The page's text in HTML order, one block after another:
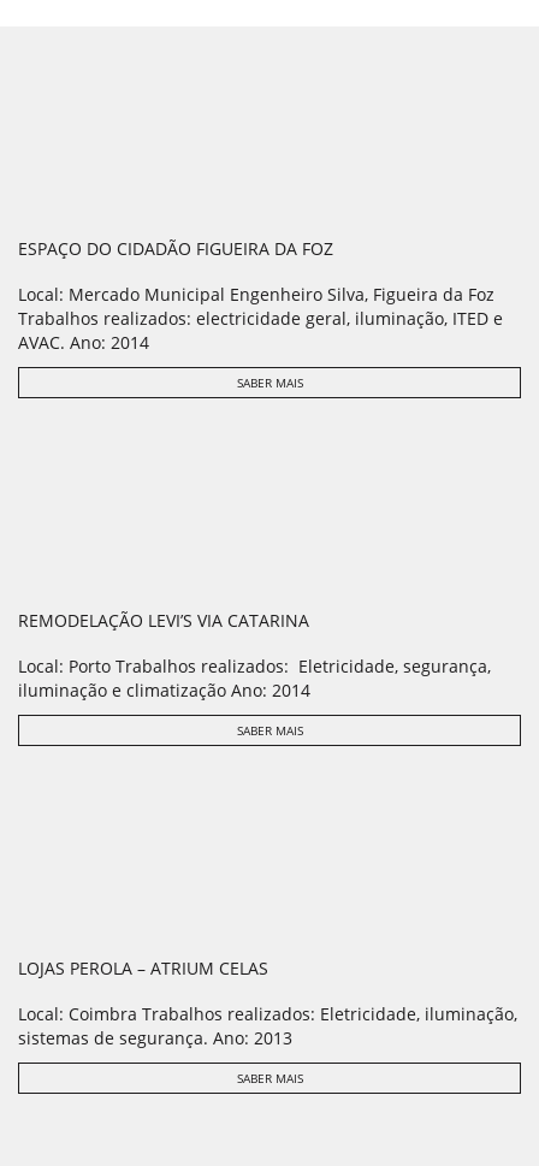
ESPAÇO DO CIDADÃO FIGUEIRA DA FOZ
Local: Mercado Municipal Engenheiro Silva, Figueira da Foz
Trabalhos realizados: electricidade geral, iluminação, ITED e
AVAC. Ano: 2014
SABER MAIS
REMODELAÇÃO LEVI’S VIA CATARINA
Local: Porto Trabalhos realizados: Eletricidade, segurança,
iluminação e climatização Ano: 2014
SABER MAIS
LOJAS PEROLA – ATRIUM CELAS
Local: Coimbra Trabalhos realizados: Eletricidade, iluminação,
sistemas de segurança. Ano: 2013
SABER MAIS